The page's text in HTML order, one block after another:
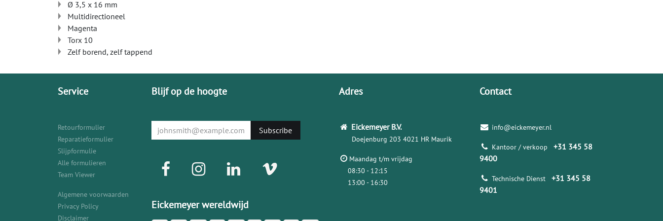
Ø 3,5 x 16 mm
Multidirectioneel
Magenta
Torx 10
Zelf borend, zelf tappend
Service
Retourformulier
Reparatieformulier
Slijpformulie
Alle formulieren
Team Viewer
Algemene voorwaarden
Privacy Policy
Disclaimer
Blijf op de hoogte
Subscribe
Eickemeyer wereldwijd
Adres
Eickemeyer B.V.
Doejenburg 203 4021 HR Maurik
Maandag t/m vrijdag
08:30 - 12:15
13:00 - 16:30
Contact
info@eickemeyer.nl
Kantoor / verkoop +31 345 58
9400
Technische Dienst +31 345 58
9401